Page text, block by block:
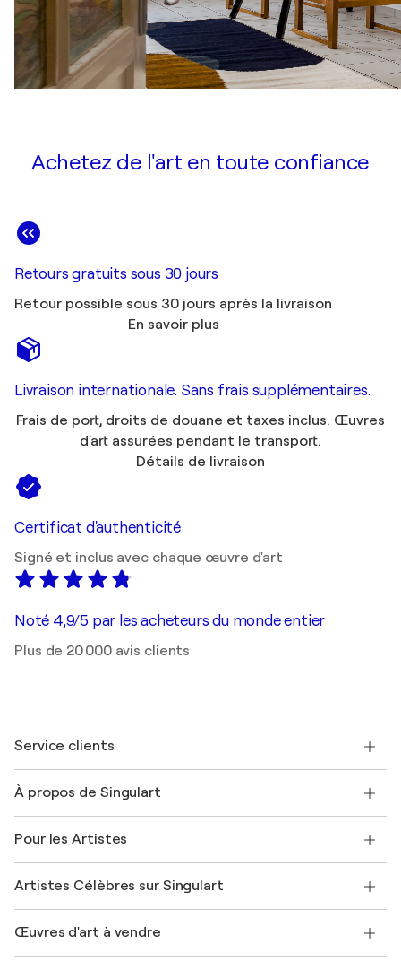
Achetez de l'art en toute confiance
Retours gratuits sous 30 jours
Retour possible sous 30 jours après la livraison
En savoir plus
Livraison internationale. Sans frais supplémentaires.
Frais de port, droits de douane et taxes inclus. Œuvres
d'art assurées pendant le transport.
Détails de livraison
Certificat d'authenticité
Signé et inclus avec chaque œuvre d'art
Noté 4,9/5 par les acheteurs du monde entier
Plus de 20 000 avis clients
Service clients
Expédition
Offrir une carte cadeau
Rejoignez notre programme commercial
Mon compte
+33 1 76 44 06 42
À propos de Singulart
FAQ
Magazine Singulart
Emplois
Découvrez une sélection d'art original
Pour les Artistes
Se connecter en tant qu'Artiste
Artistes Célèbres sur Singulart
Marc Chagall
Œuvres d'art à vendre